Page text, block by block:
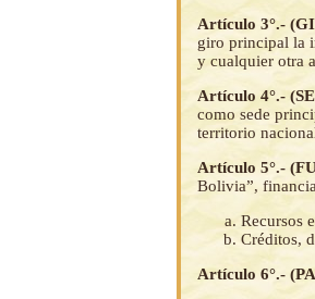
Artículo 3°.-
giro principal la
y cualquier otra
Artículo 4°.-
como sede
territorio
Artículo 5°.-
Bolivia”,
Recursos
Créditos,
Artículo 6°.-